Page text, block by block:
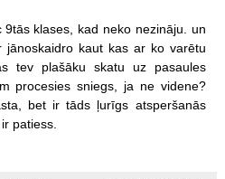
9tās klases, kad neko nezināju.
un
jānoskaidro kaut kas ar ko varētu
tev plašāku skatu uz
pasaules
procesies sniegs, ja ne videne?
bet ir tāds ļurīgs atsperšanās
ir patiess.